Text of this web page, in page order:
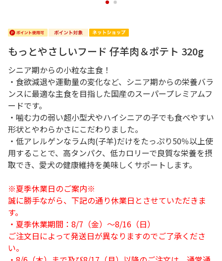
1 2
もっとやさしいフード 仔羊肉＆ポテト 320g
シニア期からの小粒な主食！
・食欲減退や運動量の変化など、シニア期からの栄養バラ
ンスに最適な主食を目指した国産のスーパープレミアムフ
ードです。
・噛む力の弱い超小型犬やハイシニアの子でも食べやすい
形状とやわらかさにこだわりました。
・低アレルゲンなラム肉(子羊)だけをたっぷり50％以上使
用することで、高タンパク、低カロリーで良質な栄養を摂
取でき、愛犬の健康維持を美味しくサポートします。
※夏季休業日のご案内※
誠に勝手ながら、下記の通り休業日とさせていただきま
す。
・夏季休業期間：8/7（金）～8/16（日）
ご注文日によって発送日が異なりますのでご了承くださ
い。